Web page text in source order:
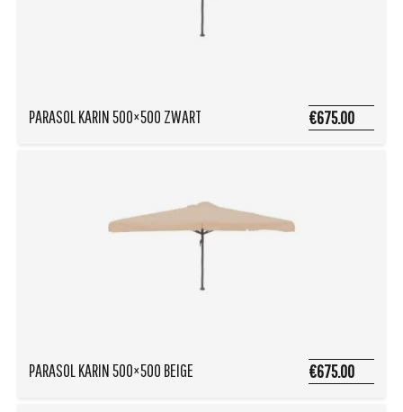
PARASOL KARIN 500×500 ZWART €675.00
PARASOL KARIN 500×500 BEIGE €675.00